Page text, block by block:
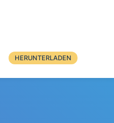
HERUNTERLADEN